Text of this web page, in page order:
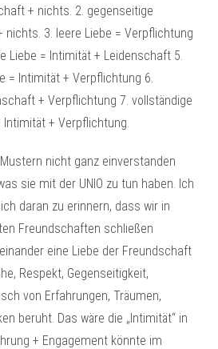
+ nichts. 2. gegenseitige
nichts. 3. leere Liebe = Verpflichtung
Liebe = Intimität + Leidenschaft 5.
= Intimität + Verpflichtung 6.
+ Verpflichtung 7. vollständige
+ Verpflichtung.
nicht ganz einverstanden
sie mit der UNIO zu tun haben. Ich
daran zu erinnern, dass wir in
Freundschaften schließen
eine Liebe der Freundschaft
Respekt, Gegenseitigkeit,
von Erfahrungen, Träumen,
beruht. Das wäre die „Intimität“ in
+ Engagement könnte im